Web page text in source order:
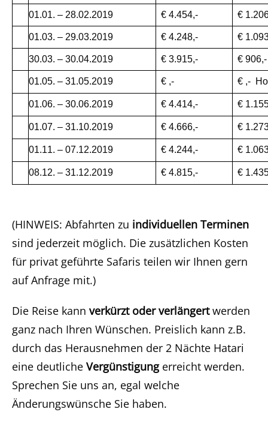
01.01. – 28.02.2019 € 4.454,- €
01.03. – 29.03.2019 € 4.248,- €
30.03. – 30.04.2019 € 3.915,- € 906,-
01.05. – 31.05.2019 € ,- € ,-
01.06. – 30.06.2019 € 4.414,- €
01.07. – 31.10.2019 € 4.666,- €
01.11. – 07.12.2019 € 4.244,- €
08.12. – 31.12.2019 € 4.815,- €
(HINWEIS: Abfahrten zu individuellen Terminen
sind jederzeit möglich. Die zusätzlichen Kosten
für privat geführte Safaris teilen wir Ihnen gern
auf Anfrage mit.)
Die Reise kann verkürzt oder verlängertwerden
ganz nach Ihren Wünschen. Preislich kann z.B.
durch das Herausnehmen der 2 Nächte Hatari
eine deutliche Vergünstigungerreicht werden.
Sprechen Sie uns an, egal welche
Änderungswünsche Sie haben.